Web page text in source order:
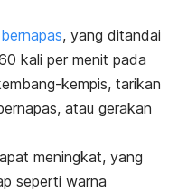
, yang ditandai
kali per menit pada
kempis, tarikan
atau gerakan
meningkat, yang
seperti warna